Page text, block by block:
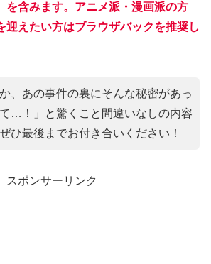
を含みます。アニメ派・漫画派の方
迎えたい方はブラウザバックを推奨し
か、あの事件の裏にそんな秘密があっ
…！」と驚くこと間違いなしの内容
ひ最後までお付き合いください！
スポンサーリンク